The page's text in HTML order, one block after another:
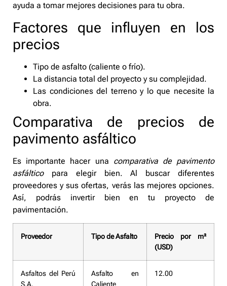
ayuda a tomar mejores decisiones para tu obra.
Factores que influyen en los
precios
Tipo de asfalto (caliente o frío).
La distancia total del proyecto y su complejidad.
Las condiciones del terreno y lo que necesite la
obra.
Comparativa de precios de
pavimento asfáltico
Es importante hacer una comparativa de pavimento
asfálticopara elegir bien. Al buscar diferentes
proveedores y sus ofertas, verás las mejores opciones.
Así, podrás invertir bien en tu proyecto de
pavimentación.
Proveedor Tipo de Asfalto
Precio por m²
(USD)
Asfaltos del Perú
S.A.
Asfalto en
Caliente
12.00